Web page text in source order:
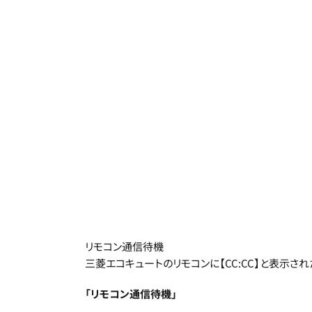
リモコン通信待機
三菱エコキュートのリモコンに【CC:CC】と表示され
「リモコン通信待機」